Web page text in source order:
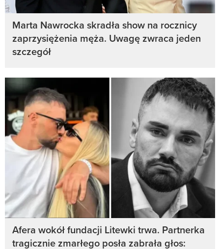
Marta Nawrocka skradła show na rocznicy
zaprzysiężenia męża. Uwagę zwraca jeden
szczegół
Afera wokół fundacji Litewki trwa. Partnerka
tragicznie zmarłego posła zabrała głos: